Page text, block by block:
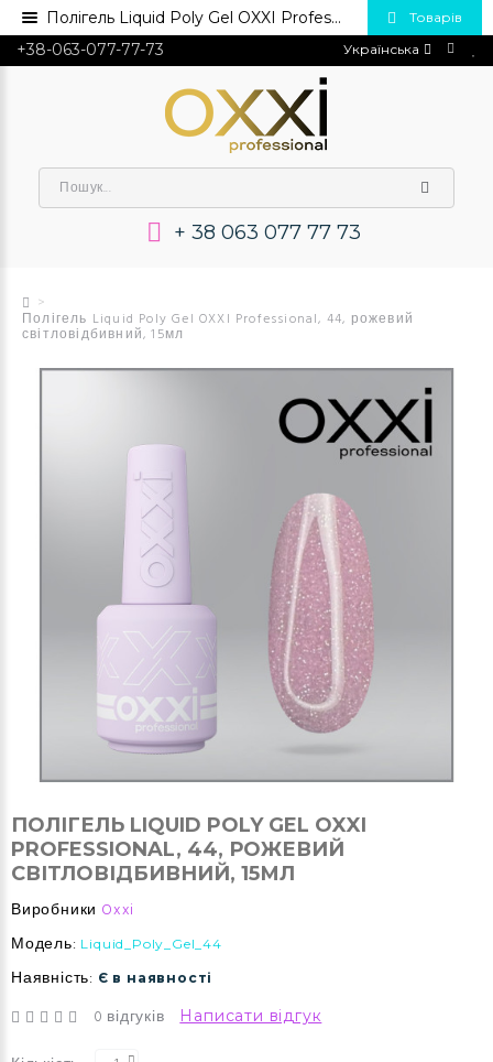
+38-063-077-77-73 Українська
+ 38 063 077 77 73
Товарів
Полігель Liquid Poly Gel OXXI Professional, 44, рожевий
світловідбивний, 15мл
ПОЛІГЕЛЬ LIQUID POLY GEL OXXI
PROFESSIONAL, 44, РОЖЕВИЙ
СВІТЛОВІДБИВНИЙ, 15МЛ
Виробники Oxxi
Модель: Liquid_Poly_Gel_44
Наявність: Є в наявності
0 відгуків Написати відгук
Полігель Liquid Poly Gel OXXI Professional, 44, рожевий світловідбивний, 15мл 💅 Купити в Україні опт та роздріб